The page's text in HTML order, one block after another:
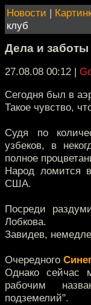
Новости |
клуб
Дела и заботы
27.08.08 00:12 |
Сегодня был в
Такое чувство,
Судя по
узбеков, в
полное
Народ ломится
США.
Посреди
Лобкова.
Завидев,
Очередного
Однако сейчас
рабочим
подземелий".